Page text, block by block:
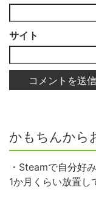
サイト
かもちんから
・Steamで自分好
1か月くらい放置し